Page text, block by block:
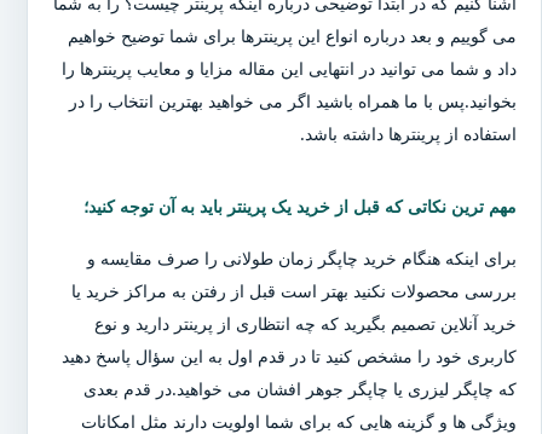
می گوییم و بعد درباره انواع این پرینترها برای شما توضیح خواهیم
داد و شما می توانید در انتهایی این مقاله مزایا و معایب پرینترها را
بخوانید.پس با ما همراه باشید اگر می خواهید بهترین انتخاب را در
استفاده از پرینترها داشته باشد.
مهم ترین نکاتی که قبل از خرید یک پرینتر باید به آن توجه کنید؛
برای اینکه هنگام خرید چاپگر زمان طولانی را صرف مقایسه و
بررسی محصولات نکنید بهتر است قبل از رفتن به مراکز خرید یا
خرید آنلاین تصمیم بگیرید که چه انتظاری از پرینتر دارید و نوع
کاربری خود را مشخص کنید تا در قدم اول به این سؤال پاسخ دهید
که چاپگر لیزری یا چاپگر جوهر افشان می خواهید.در قدم بعدی
ویژگی ها و گزینه هایی که برای شما اولویت دارند مثل امکانات